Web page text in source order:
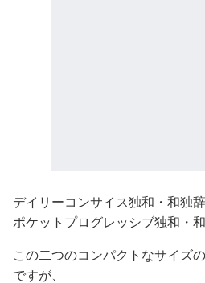
デイリーコンサイス独和・和独
ポケットプログレッシブ独和・
この二つのコンパクトなサイズ
ですが、